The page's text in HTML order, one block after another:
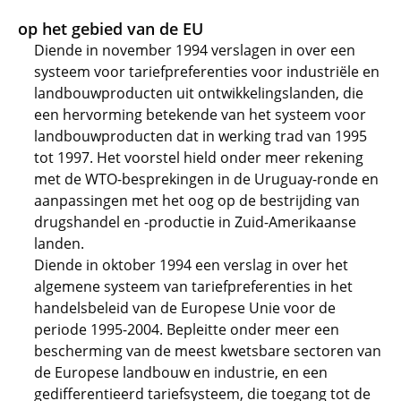
op het gebied van de EU
Diende in november 1994 verslagen in over een
systeem voor tariefpreferenties voor industriële en
landbouwproducten uit ontwikkelingslanden, die
een hervorming betekende van het systeem voor
landbouwproducten dat in werking trad van 1995
tot 1997. Het voorstel hield onder meer rekening
met de WTO-besprekingen in de Uruguay-ronde en
aanpassingen met het oog op de bestrijding van
drugshandel en -productie in Zuid-Amerikaanse
landen.
Diende in oktober 1994 een verslag in over het
algemene systeem van tariefpreferenties in het
handelsbeleid van de Europese Unie voor de
periode 1995-2004. Bepleitte onder meer een
bescherming van de meest kwetsbare sectoren van
de Europese landbouw en industrie, en een
gedifferentieerd tariefsysteem, die toegang tot de